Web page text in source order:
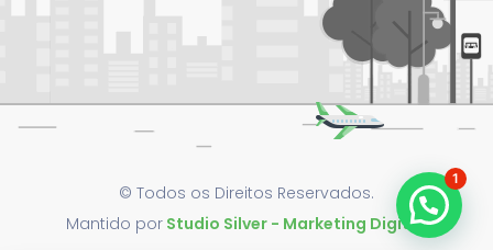
© Todos os Direitos Reservados.
Mantido por Studio Silver - Marketing Digital
1